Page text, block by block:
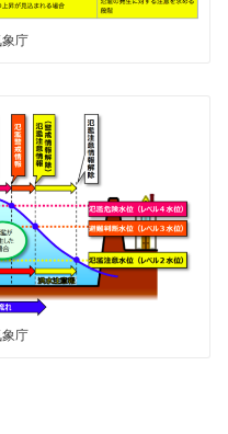
庁
庁